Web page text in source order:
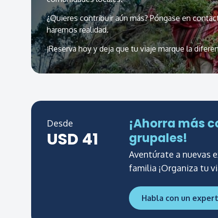
¿Quieres contribuir aún más? Póngase en
haremos realidad.
¡Reserva hoy y deja que tu viaje marque la
Desde
USD 41
¡Ahorra más
grupales!
Aventúrate a nuevas
familia ¡Organiza tu
Habla con un
Lima: La
(PRIVADO)
Nombre
Lima: La
(PRIVADO)
Nombre